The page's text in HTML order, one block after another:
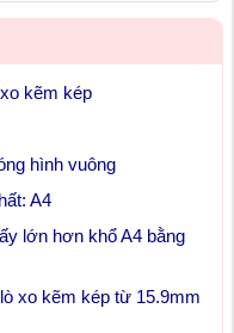
kẽm kép
hình vuông
A4
lớn hơn khổ A4 bằng
xo kẽm kép từ 15.9mm